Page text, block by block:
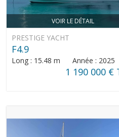
VOIR LE DÉTAIL
PRESTIGE YACHT
F4.9
Long : 15.48 m Année : 2025
1 190 000 €